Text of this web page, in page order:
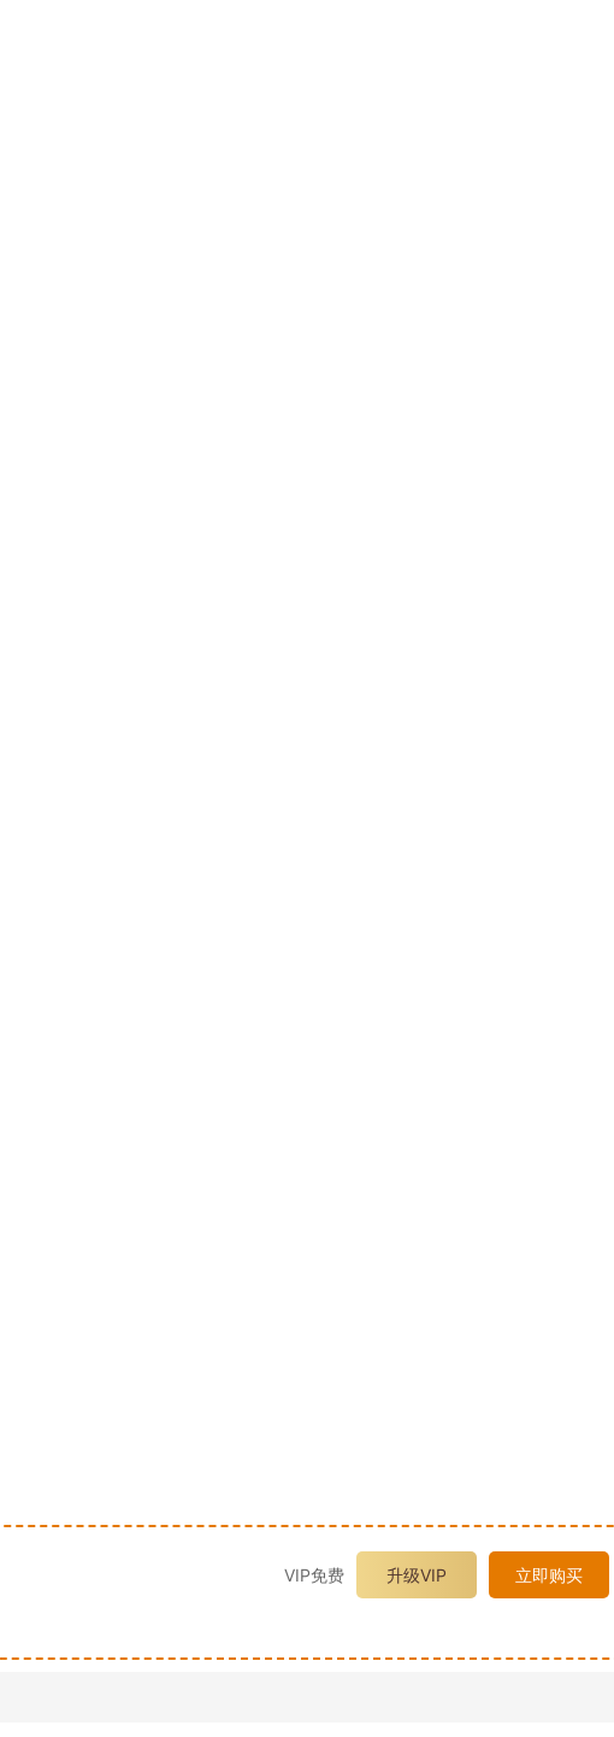
VIP免费 升级VIP 立即购买